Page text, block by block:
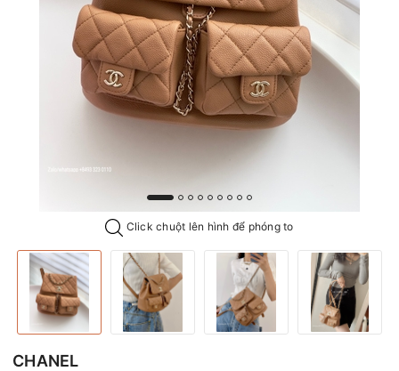
Click chuột lên hình để phóng to
CHANEL